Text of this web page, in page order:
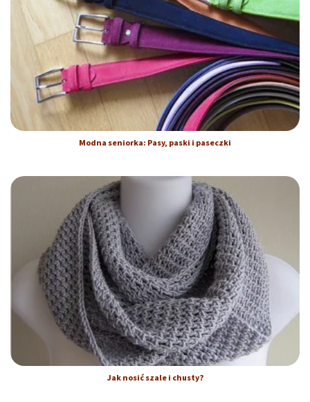
Modna seniorka: Pasy, paski i paseczki
Jak nosić szale i chusty?